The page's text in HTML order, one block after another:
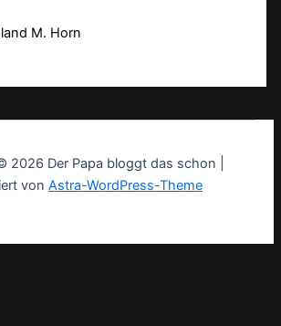
M. Horn
2026 Der Papa bloggt das schon |
von Astra-WordPress-Theme